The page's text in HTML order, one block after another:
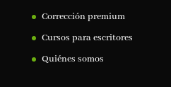
Corrección premium
Cursos para escritores
Quiénes somos